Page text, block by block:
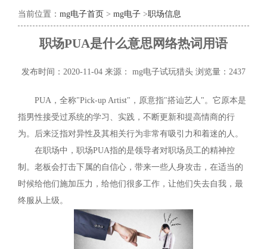
当前位置： mg电子首页 > mg电子 >职场信息
职场PUA是什么意思网络热词用语
发布时间：2020-11-04 来源： mg电子试玩猎头 浏览量：2437
PUA，全称"Pick-up Artist"，原意指"搭讪艺人"。它原本是
指男性接受过系统的学习、实践，不断更新和提高情商的行
为。后来泛指对异性及其相关行为非常有吸引力和着迷的人。
在职场中，职场PUA指的是领导者对职场员工的精神控
制。老板会打击下属的自信心，带来一些人身攻击，在适当的
时候给他们施加压力，给他们很多工作，让他们失去自我，最
终服从上级。